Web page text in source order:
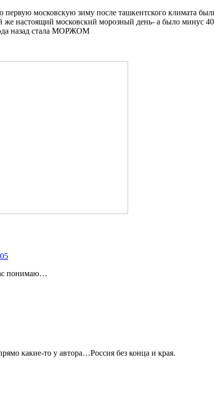
московскую зиму после ташкентского климата
настоящий московский морозный день- а было минус
назад стала МОРЖОМ
понимаю…
какие-то у автора…Россия без конца и края.